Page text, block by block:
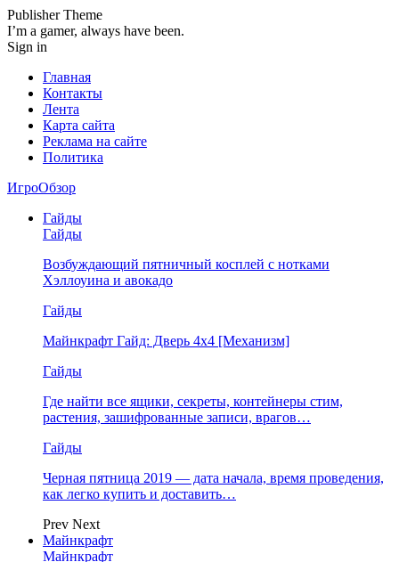
Publisher Theme
I’m a gamer, always have been.
Sign in
Главная
Контакты
Лента
Карта сайта
Реклама на сайте
Политика
ИгроОбзор
Гайды
Гайды
Возбуждающий пятничный косплей с нотками
Хэллоуина и авокадо
Гайды
Майнкрафт Гайд: Дверь 4х4 [Механизм]
Гайды
Где найти все ящики, секреты, контейнеры стим,
растения, зашифрованные записи, врагов…
Гайды
Черная пятница 2019 — дата начала, время проведения,
как легко купить и доставить…
Prev Next
Майнкрафт
Майнкрафт